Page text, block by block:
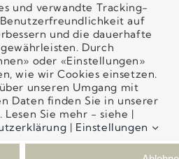
Copyright: Dr. med. Daniel Goessi
und verwandte Tracking-
auf
und die dauerhafte
Durch
oder «Einstellungen»
wie wir Cookies einsetzen.
unseren Umgang mit
Daten finden Sie in unserer
Sie mehr - siehe |
| Einstellungen